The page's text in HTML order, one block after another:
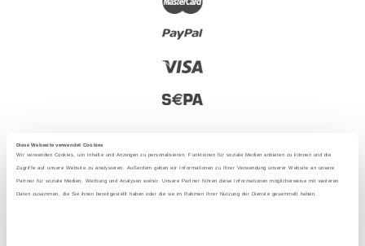
Diese Webseite verwendet Cookies
Wir verwenden Cookies, um Inhalte und Anzeigen zu personalisieren, Funktionen für soziale Medien anbieten zu können und die
Zugriffe auf unsere Website zu analysieren. Außerdem geben wir Informationen zu Ihrer Verwendung unserer Website an unsere
Partner für soziale Medien, Werbung und Analysen weiter. Unsere Partner führen diese Informationen möglicherweise mit weiteren
Daten zusammen, die Sie ihnen bereitgestellt haben oder die sie im Rahmen Ihrer Nutzung der Dienste gesammelt haben.
2025 - Con amor desde Berlín